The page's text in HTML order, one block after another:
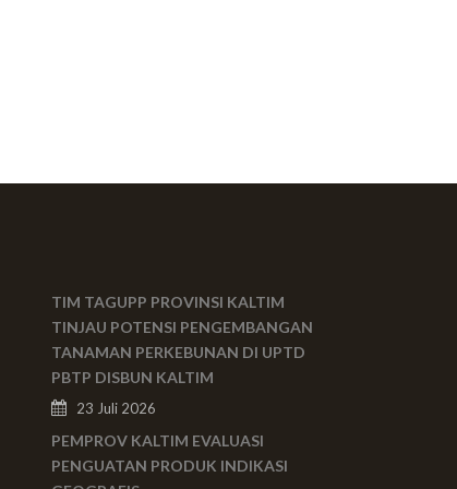
TIM TAGUPP PROVINSI KALTIM
TINJAU POTENSI PENGEMBANGAN
TANAMAN PERKEBUNAN DI UPTD
PBTP DISBUN KALTIM
23 Juli 2026
PEMPROV KALTIM EVALUASI
PENGUATAN PRODUK INDIKASI